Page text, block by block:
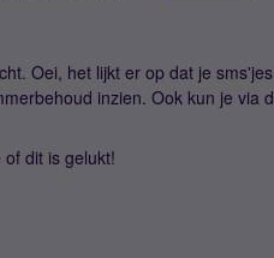
Oei, het lijkt er op dat je
inzien. Ook kun je via
dit is gelukt!